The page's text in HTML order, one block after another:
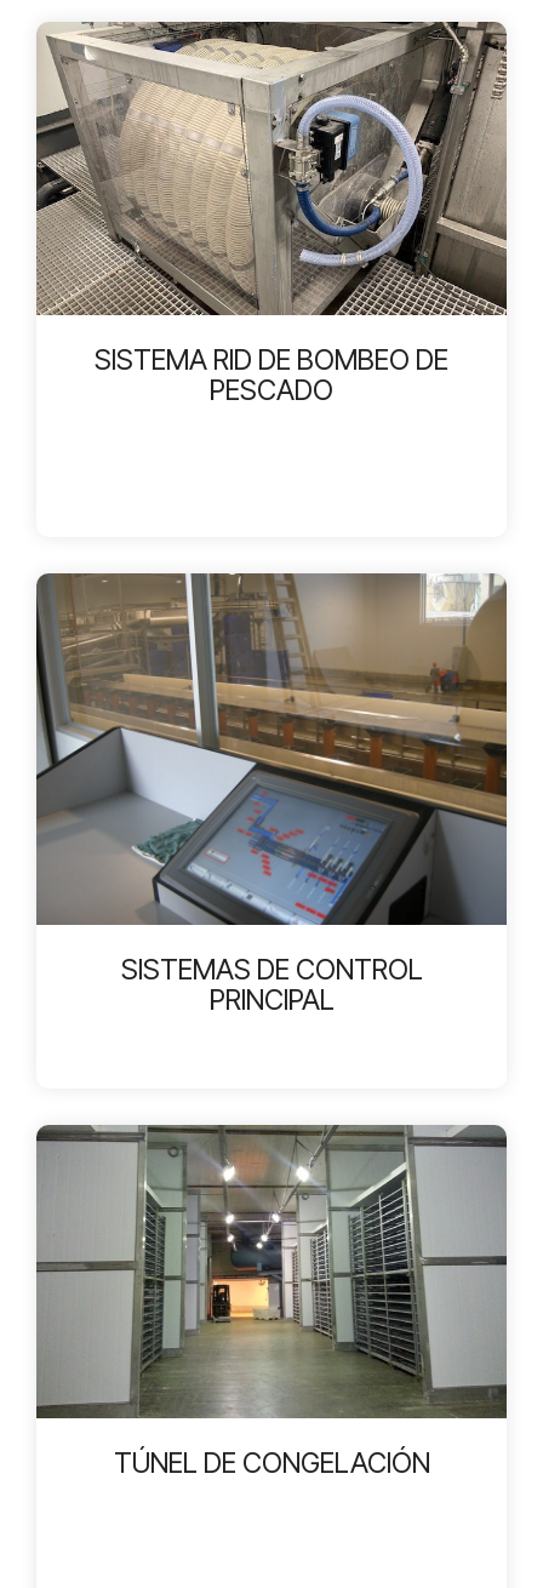
SISTEMA RID DE BOMBEO DE
PESCADO
SISTEMAS DE CONTROL
PRINCIPAL
TÚNEL DE CONGELACIÓN